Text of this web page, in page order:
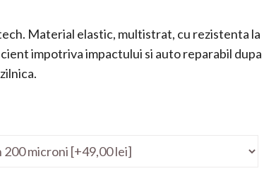
Material elastic, multistrat, cu rezistenta la
impotriva impactului si auto reparabil dupa